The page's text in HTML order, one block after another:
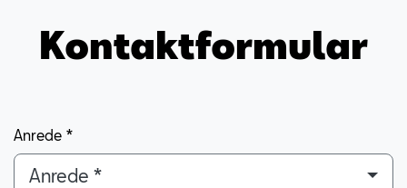
Kontaktformular
Anrede *
Anrede *